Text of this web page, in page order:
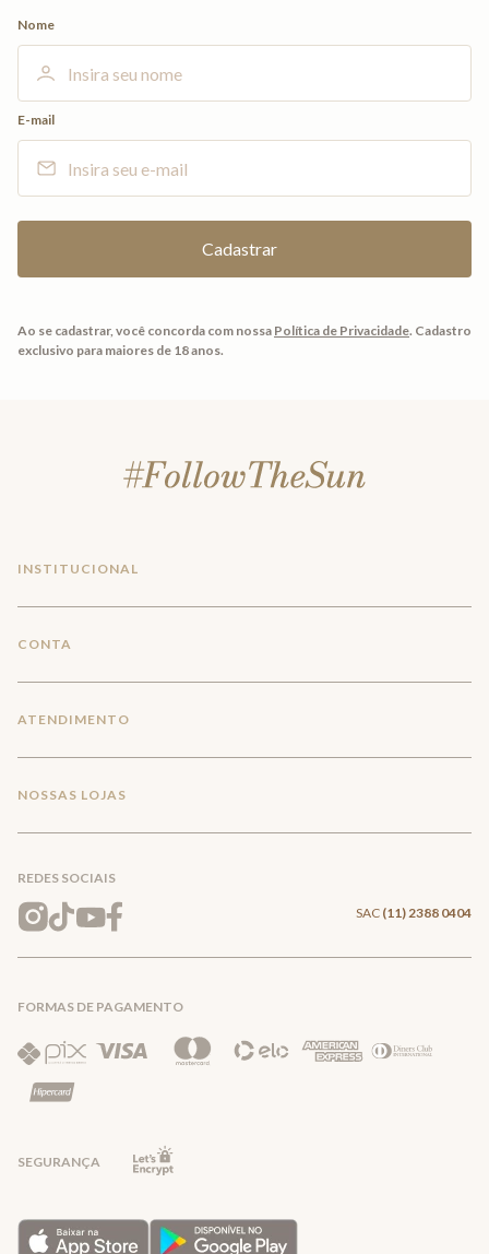
Nome
E-mail
Ao se cadastrar, você concorda com nossa Política de Privacidade. Cadastro
exclusivo para maiores de 18 anos.
INSTITUCIONAL
Trabalhe conosco
Mapa do Site
CONTA
Meus pedidos
Wishlist
ATENDIMENTO
Entrega e Frete
Trocas e Devoluções
Política de Privacidade
NOSSAS LOJAS
REDES SOCIAIS
SAC (11) 2388 0404
FORMAS DE PAGAMENTO
SEGURANÇA